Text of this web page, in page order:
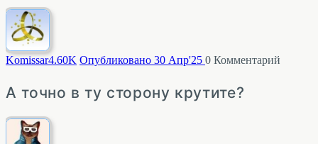
Komissar4.60K Опубликовано 30 Апр'25 0 Комментарий
А точно в ту сторону крутите?